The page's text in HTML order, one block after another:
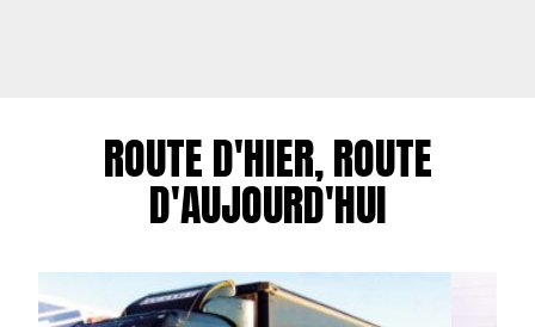
ROUTE D'HIER, ROUTE
D'AUJOURD'HUI